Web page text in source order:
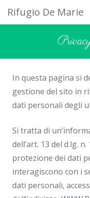
Rifugio De Marie
Dove siamo
Rifugio
Cosa fare
Calendario
Foto
Cimbergo da vedere
Contatti
In questa pagina si
gestione del sito in
dati personali degli
Si tratta di
dell’art. 13 del d.lg.
protezione dei dati
interagiscono con i
dati personali,